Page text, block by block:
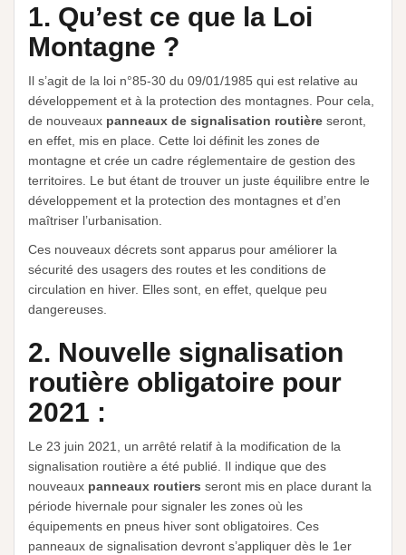
1. Qu’est ce que la Loi
Montagne ?
Il s’agit de la loi n°85-30 du 09/01/1985 qui est relative au
développement et à la protection des montagnes. Pour cela,
de nouveaux panneaux de signalisation routière seront,
en effet, mis en place. Cette loi définit les zones de
montagne et crée un cadre réglementaire de gestion des
territoires. Le but étant de trouver un juste équilibre entre le
développement et la protection des montagnes et d’en
maîtriser l’urbanisation.
Ces nouveaux décrets sont apparus pour améliorer la
sécurité des usagers des routes et les conditions de
circulation en hiver. Elles sont, en effet, quelque peu
dangereuses.
2. Nouvelle signalisation
routière obligatoire pour
2021 :
Le 23 juin 2021, un arrêté relatif à la modification de la
signalisation routière a été publié. Il indique que des
nouveaux panneaux routiers seront mis en place durant la
période hivernale pour signaler les zones où les
équipements en pneus hiver sont obligatoires. Ces
panneaux de signalisation devront s’appliquer dès le 1er